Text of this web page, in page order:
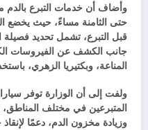
وأضاف أن خدمات التبرع بالدم
حتى الثامنة مساءً، حيث يخضع
قبل التبرع، تشمل تحديد فصيلة
المناعة، وبكتيريا الزهري،
ولفت إلى أن الوزارة توفر
المتبرعين في مختلف
وزيادة مخزون الدم، دعمًا